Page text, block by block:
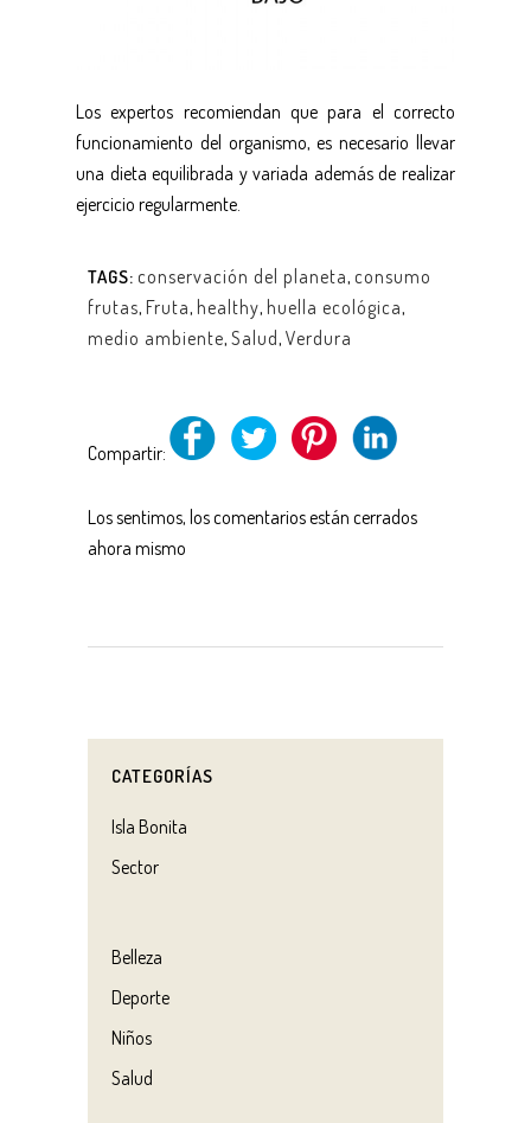
Los expertos recomiendan que para el correcto
funcionamiento del organismo, es necesario llevar
una dieta equilibrada y variada además de realizar
ejercicio regularmente.
TAGS: conservación del planeta, consumo
frutas, Fruta, healthy, huella ecológica,
medio ambiente, Salud, Verdura
Compartir:
Los sentimos, los comentarios están cerrados
ahora mismo
CATEGORÍAS
Isla Bonita
Sector
Belleza
Deporte
Niños
Salud